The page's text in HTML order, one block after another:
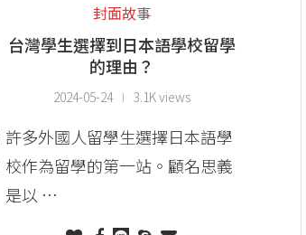
封面故事
台灣學生選擇到日本語學校留學
的理由？
2024-05-24 3.1K views
許多外國人留學生選擇日本語學
校作為留學的第一站。顧名思義
是以 …